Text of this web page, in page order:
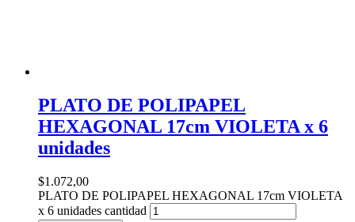
PLATO DE POLIPAPEL
HEXAGONAL 17cm VIOLETA x 6
unidades
$1.072,00
PLATO DE POLIPAPEL HEXAGONAL 17cm VIOLETA
x 6 unidades cantidad